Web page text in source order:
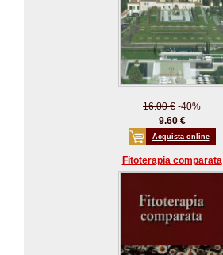
16.00 € -40%
9.60 €
Acquista online
Fitoterapia comparata